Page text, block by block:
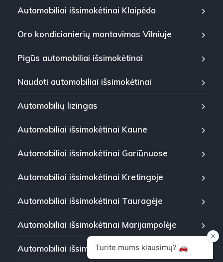
Automobiliai išsimokėtinai Klaipėda
Oro kondicionierių montavimas Vilniuje
Pigūs automobiliai išsimokėtinai
Naudoti automobiliai išsimokėtinai
Automobilių lizingas
Automobiliai išsimokėtinai Kaune
Automobiliai išsimokėtinai Gariūnuose
Automobiliai išsimokėtinai Kretingoje
Automobiliai išsimokėtinai Tauragėje
Automobiliai išsimokėtinai Marijampolėje
Automobiliai išsimokėtinai Panevėžyje